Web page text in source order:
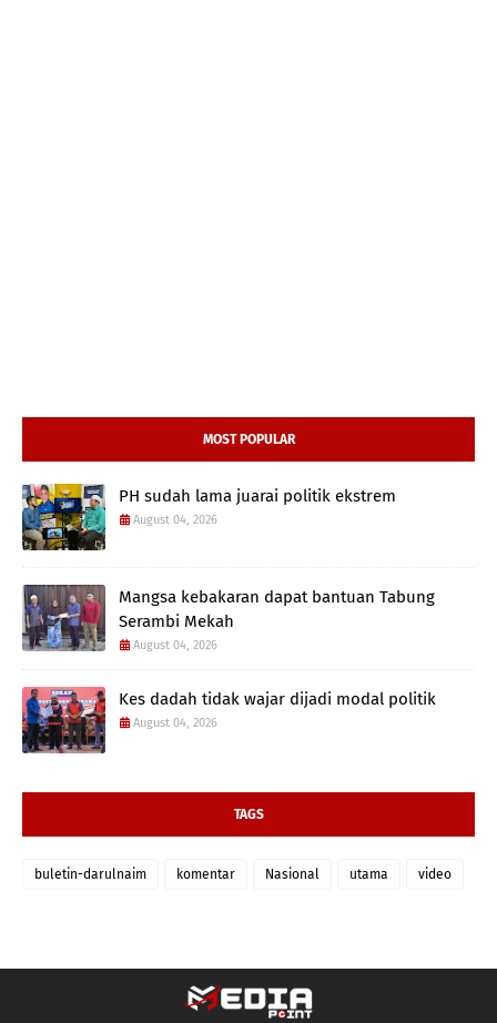
MOST POPULAR
PH sudah lama juarai politik ekstrem
August 04, 2026
Mangsa kebakaran dapat bantuan Tabung
Serambi Mekah
August 04, 2026
Kes dadah tidak wajar dijadi modal politik
August 04, 2026
TAGS
buletin-darulnaim komentar Nasional utama video